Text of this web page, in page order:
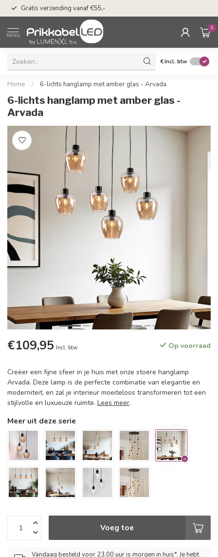
Gratis verzending vanaf €55,-
MENU
0
€Incl. btw
Home / 6-lichts hanglamp met amber glas - Arvada
6-lichts hanglamp met amber glas -
Arvada
€109,95 Incl. btw Op voorraad
Creëer een fijne sfeer in je huis met onze stoere hanglamp
Arvada. Deze lamp is de perfecte combinatie van elegantie en
moderniteit, en zal je interieur moeiteloos transformeren tot een
stijlvolle en luxueuze ruimte. Lees meer.
Meer uit deze serie
Voeg toe
Vandaag besteld voor 23.00 uur is morgen in huis*. Je hebt